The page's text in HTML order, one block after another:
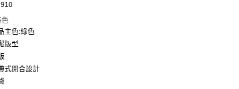
Pay
付
Pay
主色:綠色
版型
式開合設計